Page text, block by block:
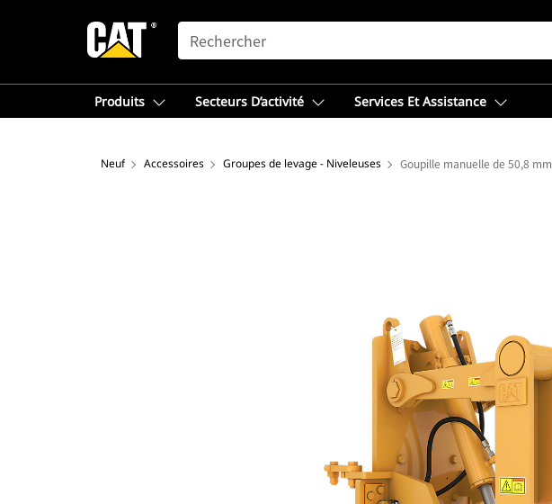
SEARCH
Produits Secteurs D’activité Services Et Assistance
Neuf Accessoires Groupes de levage - Niveleuses Goupille manuelle de 50,8 mm